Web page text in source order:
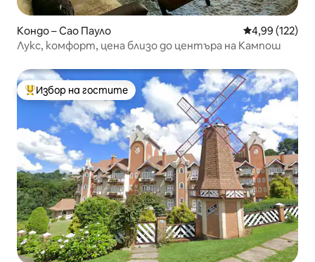
Кондо – Сао Пауло Средна
4,99 (122)
Лукс, комфорт, цена близо до центъра на Кампош
Най-популярен избор на гостите
Избор на гостите